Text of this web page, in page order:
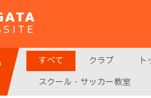
すべて クラブ
スクール・サッカー教室